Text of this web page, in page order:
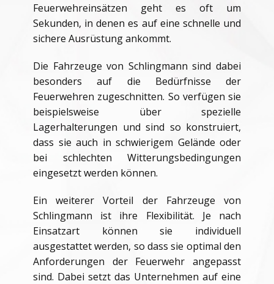
Feuerwehreinsätzen geht es oft um
Sekunden, in denen es auf eine schnelle und
sichere Ausrüstung ankommt.
Die Fahrzeuge von Schlingmann sind dabei
besonders auf die Bedürfnisse der
Feuerwehren zugeschnitten. So verfügen sie
beispielsweise über spezielle
Lagerhalterungen und sind so konstruiert,
dass sie auch in schwierigem Gelände oder
bei schlechten Witterungsbedingungen
eingesetzt werden können.
Ein weiterer Vorteil der Fahrzeuge von
Schlingmann ist ihre Flexibilität. Je nach
Einsatzart können sie individuell
ausgestattet werden, so dass sie optimal den
Anforderungen der Feuerwehr angepasst
sind. Dabei setzt das Unternehmen auf eine